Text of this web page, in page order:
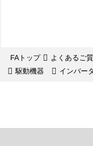
FAトップ よくあるご
駆動機器
インバー